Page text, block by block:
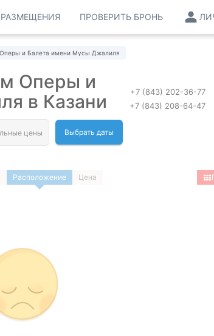
ПРОВЕРИТЬ БРОНЬ
Оперы и Балета имени Мусы Джалиля
+7 (843) 202-36-77
+7 (843) 208-64-47
Оперы и
в Казани
Выбрать даты
Расположение Цена